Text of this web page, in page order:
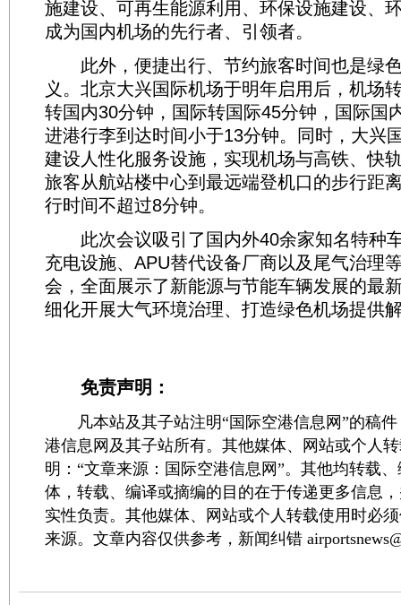
施建设、可再生能源利用、环保设施建设、
成为国内机场的先行者、引领者。
此外，便捷出行、节约旅客时间也是绿
义。北京大兴国际机场于明年启用后，机场
转国内30分钟，国际转国际45分钟，国际国
进港行李到达时间小于13分钟。同时，大兴
建设人性化服务设施，实现机场与高铁、快
旅客从航站楼中心到最远端登机口的步行距
行时间不超过8分钟。
此次会议吸引了国内外40余家知名特种
充电设施、APU替代设备厂商以及尾气治理
会，全面展示了新能源与节能车辆发展的最
细化开展大气环境治理、打造绿色机场提供
免责声明：
凡本站及其子站注明“国际空港信息网”的稿件
港信息网及其子站所有。其他媒体、网站或个人
明：“文章来源：国际空港信息网”。其他均转载
体，转载、编译或摘编的目的在于传递更多信息
实性负责。其他媒体、网站或个人转载使用时必
来源。文章内容仅供参考，新闻纠错